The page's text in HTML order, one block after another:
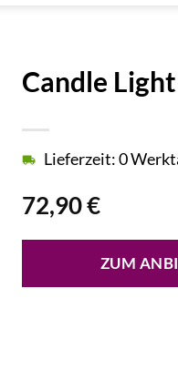
Candle
72,90€
Lieferzeit: 0
ZUM